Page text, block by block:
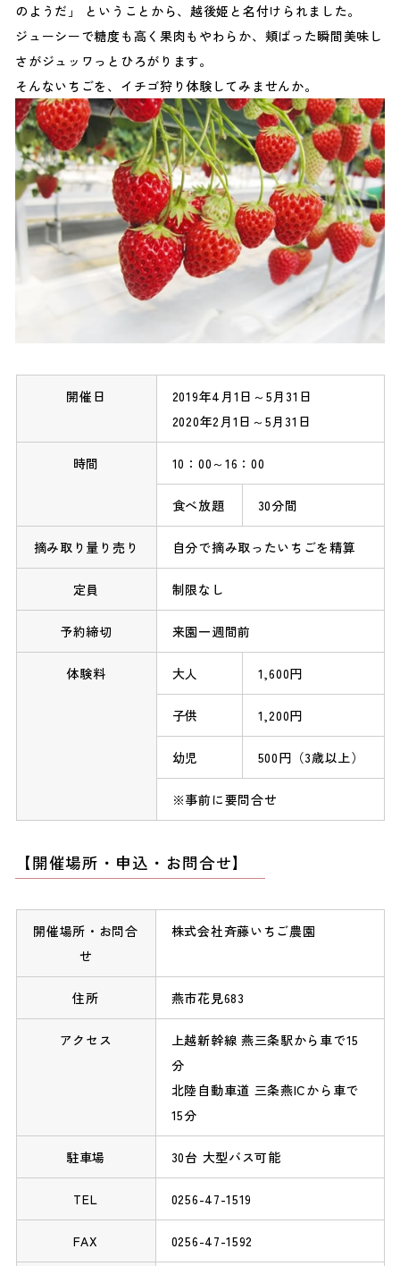
のようだ」 ということから、越後姫と名付けられました。
ジューシーで糖度も高く果肉もやわらか、頬ばった瞬間美味し
さがジュッワっとひろがります。
そんないちごを、イチゴ狩り体験してみませんか。
開催日
2019年4月1日～5月31日
2020年2月1日～5月31日
時間 10：00～16：00
食べ放題 30分間
摘み取り量り売り 自分で摘み取ったいちごを精算
定員 制限なし
予約締切 来園一週間前
体験料 大人 1,600円
子供 1,200円
幼児 500円（3歳以上）
事前に要問合せ
【開催場所・申込・お問合せ】
開催場所・お問合
せ
株式会社斉藤いちご農園
住所 燕市花見683
アクセス
上越新幹線 燕三条駅から車で15
分
北陸自動車道 三条燕ICから車で
15分
駐車場 30台 大型バス可能
TEL 0256-47-1519
FAX 0256-47-1592